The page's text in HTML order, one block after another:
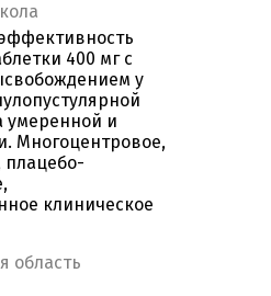
400 мг с
у
умеренной и
Многоцентровое,
плацебо-
клиническое
область